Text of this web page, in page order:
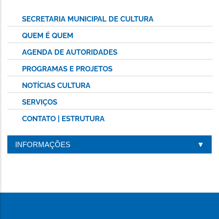
SECRETARIA MUNICIPAL DE CULTURA
QUEM É QUEM
AGENDA DE AUTORIDADES
PROGRAMAS E PROJETOS
NOTÍCIAS CULTURA
SERVIÇOS
CONTATO | ESTRUTURA
INFORMAÇÕES